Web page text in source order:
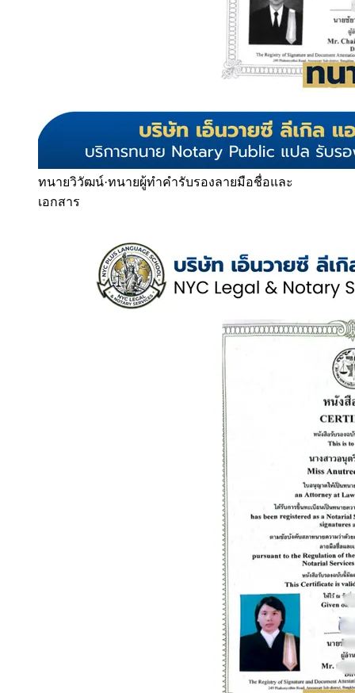
ทนายวิวัฒน์·ทนายผู้ทำคำรับรองลายมือชื่อและ
เอกสาร